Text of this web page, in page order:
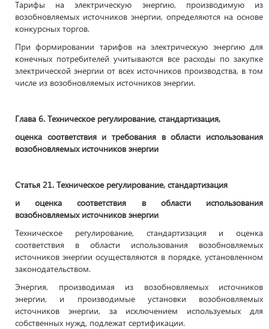
Тарифы на электрическую энергию, производимую из
возобновляемых источников энергии, определяются на основе
конкурсных торгов.
При формировании тарифов на электрическую энергию для
конечных потребителей учитываются все расходы по закупке
электрической энергии от всех источников производства, в том
числе из возобновляемых источников энергии.
Глава 6. Техническое регулирование, стандартизация,
оценка соответствия и требования в области использования
возобновляемых источников энергии
Статья 21. Техническое регулирование, стандартизация
и оценка соответствия в области использования
возобновляемых источников энергии
Техническое регулирование, стандартизация и оценка
соответствия в области использования возобновляемых
источников энергии осуществляются в порядке, установленном
законодательством.
Энергия, производимая из возобновляемых источников
энергии, и производимые установки возобновляемых
источников энергии, за исключением используемых для
собственных нужд, подлежат сертификации.